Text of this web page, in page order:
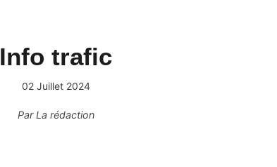
Info trafic
02 Juillet 2024
ParLa rédaction